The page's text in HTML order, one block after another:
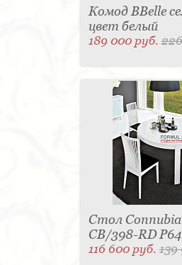
Комод BBelle
цвет белый
189 000 руб.
Стол
CB/398-RD P64
116 600 руб.139